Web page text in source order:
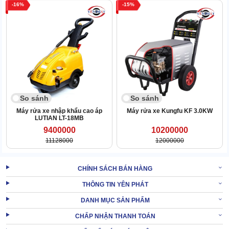
Phía trước máy rửa xe Kumisai còn trang bị áp kế, giúp theo dõi
năng nên dễ thao tác.
Máy rửa xe hơi nước nóng Kumisai KMS-20
2. Quy mô, ứng dụng máy rửa xe hơi nóng
16
So sánh
Máy rửa xe nhập khẩu cao áp
LUTIAN LT-18MB
9400000
11128000
15
So sánh
Máy rửa xe Kungfu KF 3.0KW
10200000
12000000
CHÍNH SÁCH BÁN HÀNG
THÔNG TIN YÊN PHÁT
DANH MỤC SẢN PHẨM
CHẤP NHẬN THANH TOÁN